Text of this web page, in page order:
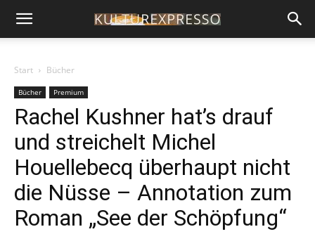
Start Bücher
Bücher Premium
Rachel Kushner hat’s drauf
und streichelt Michel
Houellebecq überhaupt nicht
die Nüsse – Annotation zum
Roman „See der Schöpfung“